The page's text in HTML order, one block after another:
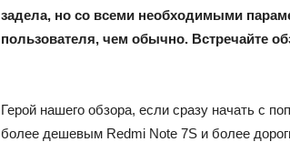
задела, но со всеми необходимыми
пользователя, чем обычно. Встречайте
Герой нашего обзора, если сразу начать с
более дешевым Redmi Note 7S и более